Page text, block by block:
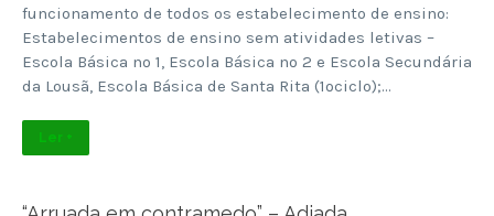
funcionamento de todos os estabelecimento de ensino:
Estabelecimentos de ensino sem atividades letivas –
Escola Básica nº 1, Escola Básica nº 2 e Escola Secundária
da Lousã, Escola Básica de Santa Rita (1ºciclo);…
Ler +